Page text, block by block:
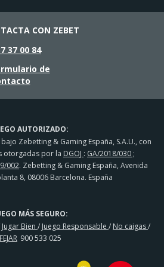
AUTORIZADO:
Zebetting & Gaming España, S.A.U., con
otorgadas por la DGOJ : GA/2018/030 ;
002. Zebetting & Gaming España, Avenida
8, 08006 Barcelona. España
MÁS SEGURO:
Jugar Bien / Juego Responsable / No caigas/
FEJAR 900 533 025
CON ZEBET
37 00 84
de